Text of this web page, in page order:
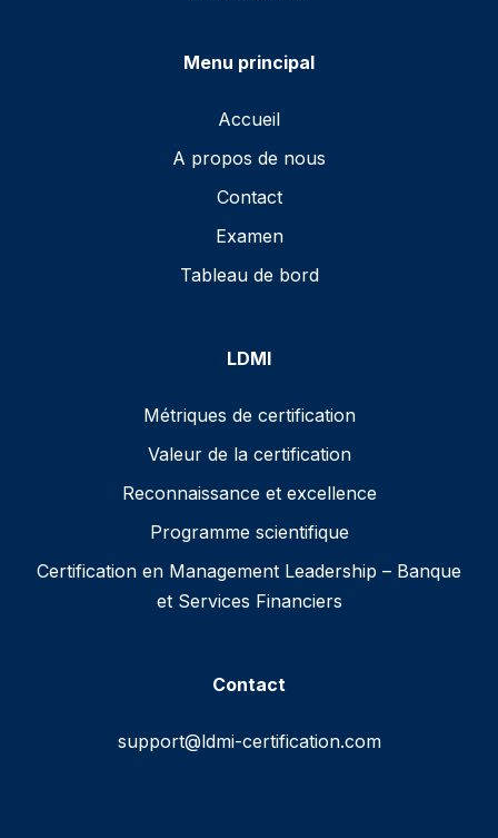
Menu principal
Accueil
A propos de nous
Contact
Examen
Tableau de bord
LDMI
Métriques de certification
Valeur de la certification
Reconnaissance et excellence
Programme scientifique
Certification en Management Leadership – Banque
et Services Financiers
Contact
support@ldmi-certification.com